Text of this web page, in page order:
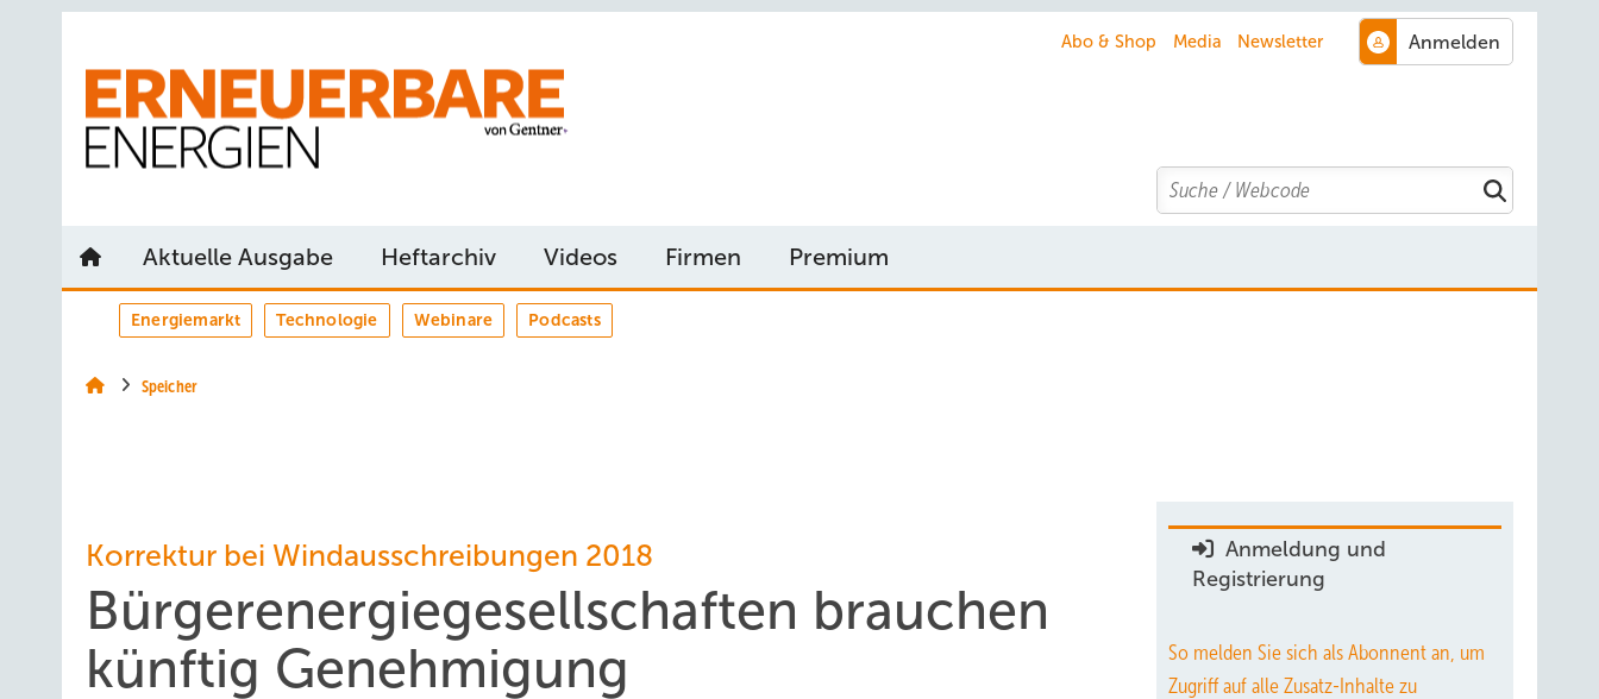
Abo & Shop Media Newsletter
Search
Aktuelle Ausgabe Heftarchiv Videos Firmen Premium
Energiemarkt Technologie Webinare Podcasts
Speicher
Korrektur bei Windausschreibungen 2018
Bürgerenergiegesellschaften brauchen
künftig Genehmigung
Anmeldung und
Registrierung
So melden Sie sich als Abonnent an, um
Zugriff auf alle Zusatz-Inhalte zu